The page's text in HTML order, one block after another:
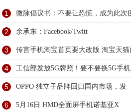
1 微脉倡议书：不要让恐慌，成为此次
2 余承东：Facebook/Twitt
3 传言手机淘宝首页要大改版 淘宝天猫
4 工信部发放5G牌照！要不要换5G手机
5 OPPO 独立子品牌回归国内市场，发
6 5月16日 HMD全面屏手机诺基亚X